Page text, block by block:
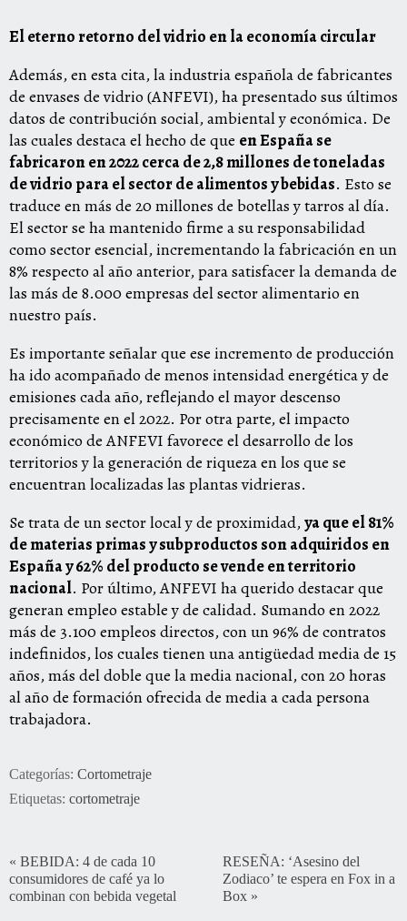
El eterno retorno del vidrio en la economía circular
Además, en esta cita, la industria española de fabricantes
de envases de vidrio (ANFEVI), ha presentado sus últimos
datos de contribución social, ambiental y económica. De
las cuales destaca el hecho de que en España se
fabricaron en 2022 cerca de 2,8 millones de toneladas
de vidrio para el sector de alimentos y bebidas. Esto se
traduce en más de 20 millones de botellas y tarros al día.
El sector se ha mantenido firme a su responsabilidad
como sector esencial, incrementando la fabricación en un
8% respecto al año anterior, para satisfacer la demanda de
las más de 8.000 empresas del sector alimentario en
nuestro país.
Es importante señalar que ese incremento de producción
ha ido acompañado de menos intensidad energética y de
emisiones cada año, reflejando el mayor descenso
precisamente en el 2022. Por otra parte, el impacto
económico de ANFEVI favorece el desarrollo de los
territorios y la generación de riqueza en los que se
encuentran localizadas las plantas vidrieras.
Se trata de un sector local y de proximidad,ya que el 81%
de materias primas y subproductos son adquiridos en
España y 62% del producto se vende en territorio
nacional. Por último, ANFEVI ha querido destacar que
generan empleo estable y de calidad. Sumando en 2022
más de 3.100 empleos directos, con un 96% de contratos
indefinidos, los cuales tienen una antigüedad media de 15
años, más del doble que la media nacional, con 20 horas
al año de formación ofrecida de media a cada persona
trabajadora.
Categorías: Cortometraje
Etiquetas: cortometraje
« BEBIDA: 4 de cada 10
consumidores de café ya lo
combinan con bebida vegetal
RESEÑA: ‘Asesino del
Zodiaco’ te espera en Fox in a
Box »